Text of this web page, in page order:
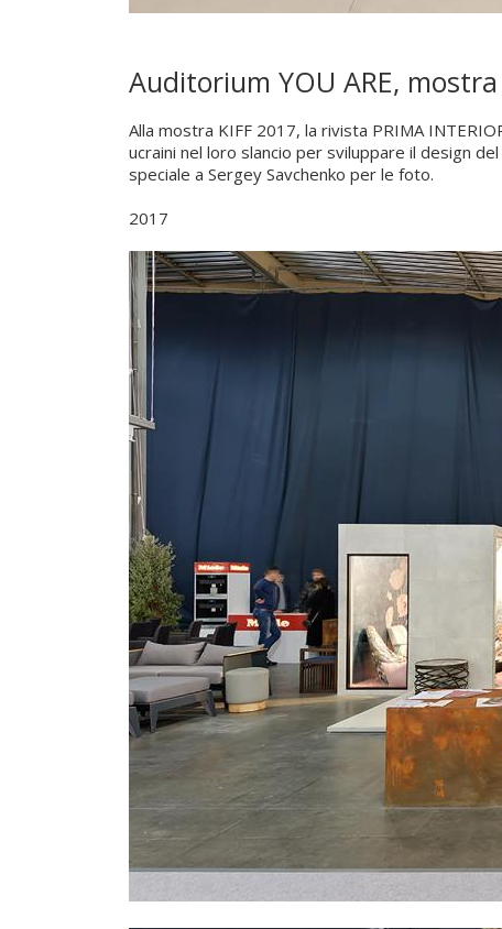
Auditorium YOU ARE, mostra
Alla mostra KIFF 2017, la rivista PRIMA
ucraini nel loro slancio per sviluppare il design
speciale a Sergey Savchenko per le foto.
2017